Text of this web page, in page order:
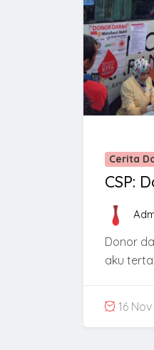
Cerita
CSP:
Donor
aku
16